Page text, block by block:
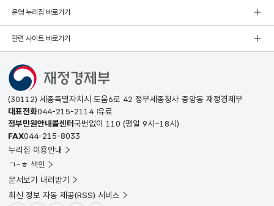
운영 누리집 바로가기
관련 사이트 바로가기
(30112) 세종특별자치시 도움6로 42 정부세종청사 중앙동 재정경제부
대표전화044-215-2114 유료
정부민원안내콜센터국번없이 110 (평일 9시~18시)
FAX044-215-8033
누리집 이용안내
ㄱ~ㅎ 색인
문서보기 내려받기
최신 정보 자동 제공(RSS) 서비스